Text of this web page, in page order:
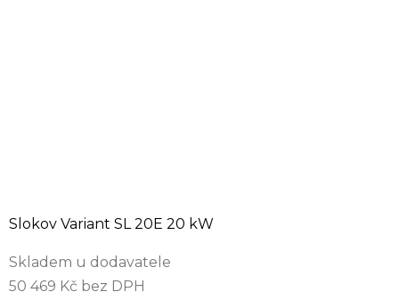
Slokov Variant SL 20E 20 kW
Skladem u dodavatele
50 469 Kč bez DPH